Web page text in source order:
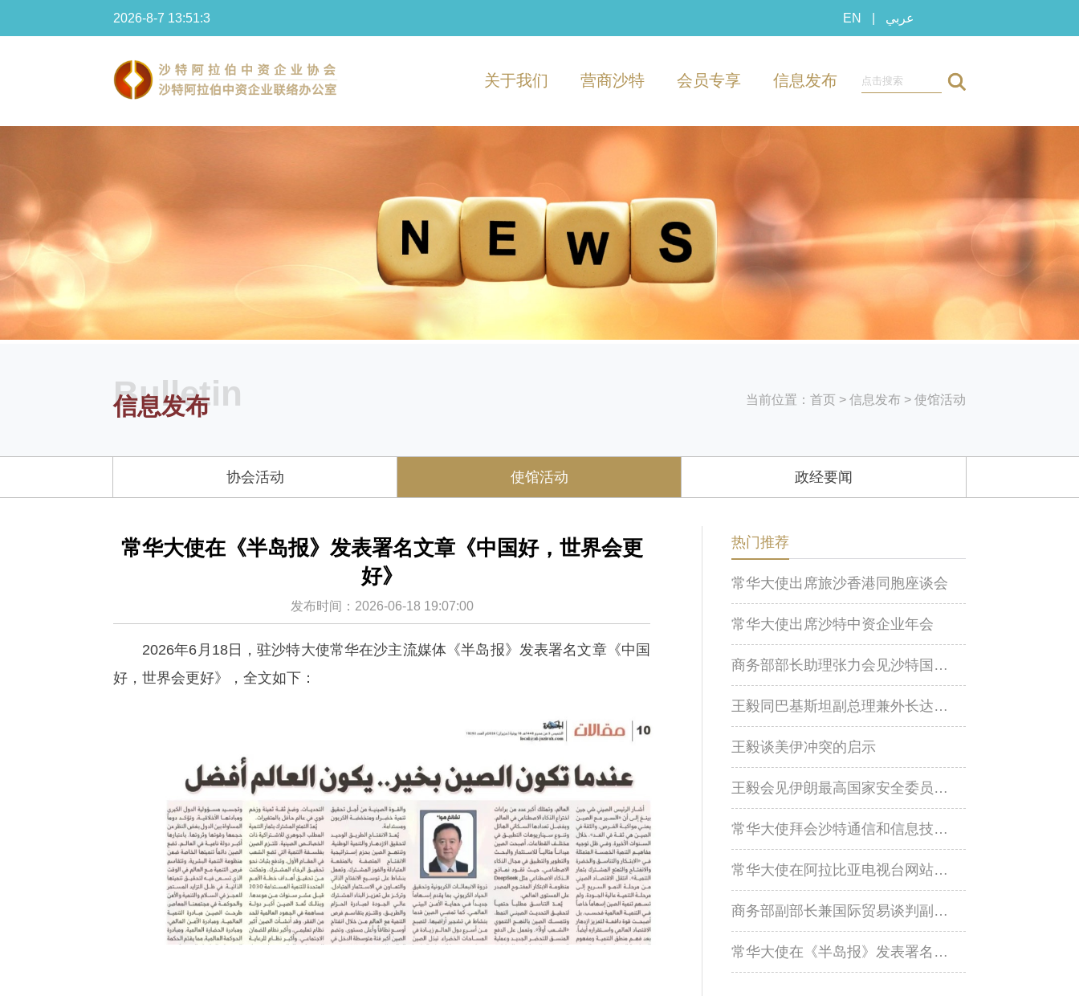
2026-8-7 13:51:4 EN عربي
关于我们 营商沙特 会员专享 信息发布
Bulletin
信息发布 当前位置： 首页> 信息发布 > 使馆活动
协会活动 使馆活动 政经要闻
常华大使在《半岛报》发表署名文章《中国好，世界会更
好》
发布时间：2026-06-18 19:07:00
2026年6月18日，驻沙特大使常华在沙主流媒体《半岛报》发表署名文章《中国
好，世界会更好》，全文如下：
热门推荐
常华大使出席旅沙香港同胞座谈会
常华大使出席沙特中资企业年会
商务部部长助理张力会见沙特国际电力和水务公司董事长阿布纳扬
王毅同巴基斯坦副总理兼外长达尔通电话
王毅谈美伊冲突的启示
王毅会见伊朗最高国家安全委员会副秘书内扎米普尔
常华大使拜会沙特通信和信息技术大臣苏瓦哈
常华大使在阿拉比亚电视台网站发表署名文章《携手构建更加公正合理的全球治理体系》
商务部副部长兼国际贸易谈判副代表凌激会见沙特基础工业公司首席执行官法基尔
常华大使在《半岛报》发表署名文章《中国好，世界会更好》